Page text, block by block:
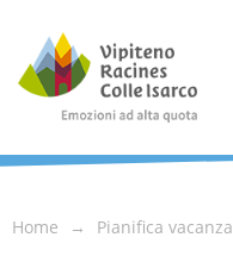
Home Pianifica vacanza